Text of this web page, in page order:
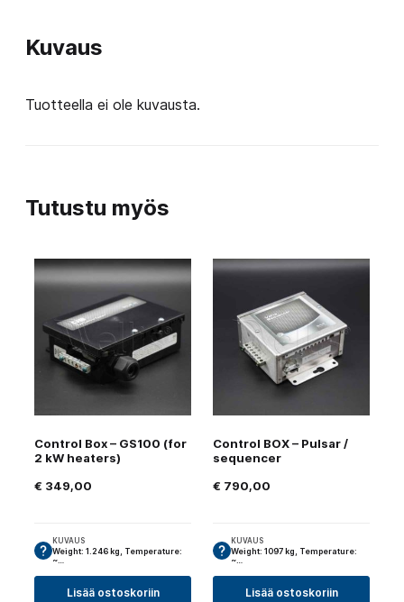
Kuvaus
Tuotteella ei ole kuvausta.
Tutustu myös
Control Box – GS100 (for
2 kW heaters)
€ 349,00
KUVAUS
Weight: 1.246 kg, Temperature:
~…
Lisää ostoskoriin
Control BOX – Pulsar /
sequencer
€ 790,00
KUVAUS
Weight: 1097 kg, Temperature:
~…
Lisää ostoskoriin